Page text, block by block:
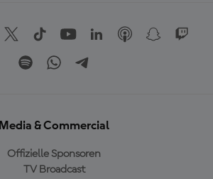
Media & Commercial
Offizielle Sponsoren
TV Broadcast